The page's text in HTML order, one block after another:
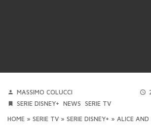
MASSIMO COLUCCI
SERIE DISNEY+
NEWS SERIE TV
HOME » SERIE TV » SERIE DISNEY+ » ALICE AND